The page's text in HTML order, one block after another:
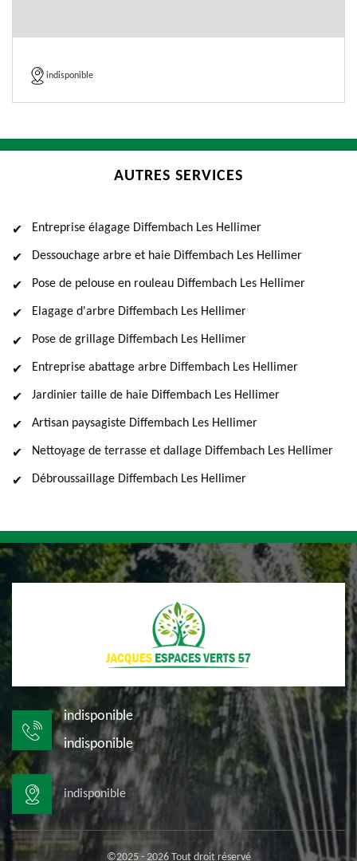
indisponible
AUTRES SERVICES
Entreprise élagage Diffembach Les Hellimer
Dessouchage arbre et haie Diffembach Les Hellimer
Pose de pelouse en rouleau Diffembach Les Hellimer
Elagage d'arbre Diffembach Les Hellimer
Pose de grillage Diffembach Les Hellimer
Entreprise abattage arbre Diffembach Les Hellimer
Jardinier taille de haie Diffembach Les Hellimer
Artisan paysagiste Diffembach Les Hellimer
Nettoyage de terrasse et dallage Diffembach Les Hellimer
Débroussaillage Diffembach Les Hellimer
indisponible
indisponible
indisponible
©2025 - 2026 Tout droit réservé